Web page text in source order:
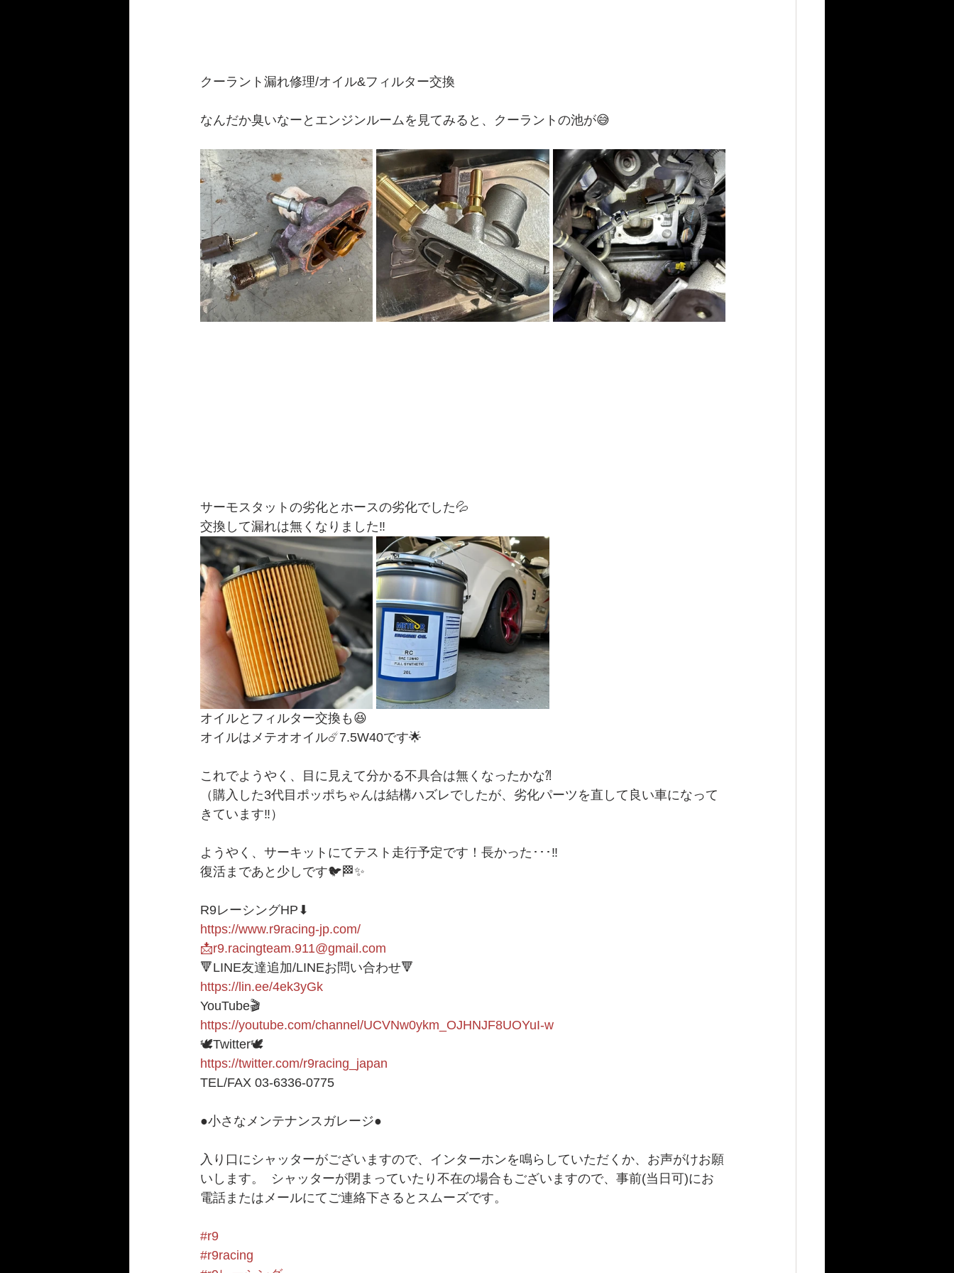
クーラント漏れ修理/オイル&フィルター交換
なんだか臭いなーとエンジンルームを見てみると、クーラントの池が😅
サーモスタットの劣化とホースの劣化でした💦
交換して漏れは無くなりました‼️
オイルとフィルター交換も😆
オイルはメテオオイル☄️7.5W40です🌟
これでようやく、目に見えて分かる不具合は無くなったかな⁈
（購入した3代目ポッポちゃんは結構ハズレでしたが、劣化パーツを直して良い車になって
きています‼️）
ようやく、サーキットにてテスト走行予定です！長かった･･･‼️
復活まであと少しです🐦🏁✨
R9レーシングHP⬇︎
https://www.r9racing-jp.com/
📩r9.racingteam.911@gmail.com
🔻LINE友達追加/LINEお問い合わせ🔻
https://lin.ee/4ek3yGk
YouTube🎬
https://youtube.com/channel/UCVNw0ykm_OJHNJF8UOYuI-w
🕊Twitter🕊
https://twitter.com/r9racing_japan
TEL/FAX 03-6336-0775
●小さなメンテナンスガレージ●
入り口にシャッターがございますので、インターホンを鳴らしていただくか、お声がけお願
いします。  シャッターが閉まっていたり不在の場合もございますので、事前(当日可)にお
電話またはメールにてご連絡下さるとスムーズです。
#r9
#r9racing